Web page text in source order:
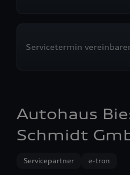
Servicetermin
Autohaus
Schmidt
Servicepartner e-tron